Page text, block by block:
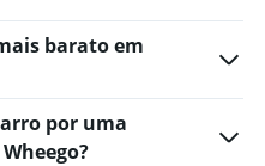
barato em
por uma